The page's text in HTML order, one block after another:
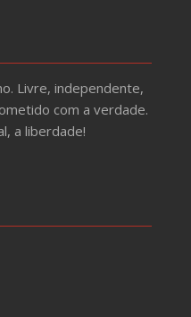
Livre, independente,
com a verdade.
a liberdade!